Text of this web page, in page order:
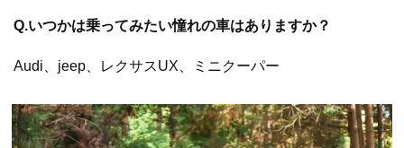
Q.いつかは乗ってみたい憧れの車はありますか？
Audi、jeep、レクサスUX、ミニクーパー